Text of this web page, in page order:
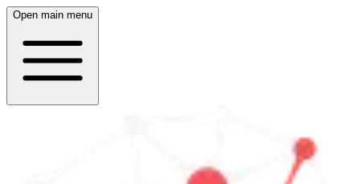
Open main menu